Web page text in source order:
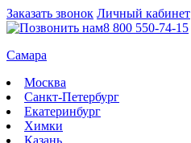
Заказать звонок Личный кабинет
8 800 550-74-15
Самара
Москва
Санкт-Петербург
Екатеринбург
Химки
Казань